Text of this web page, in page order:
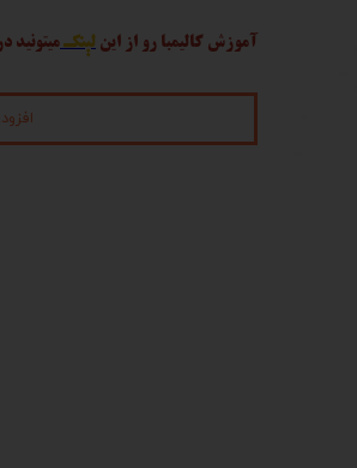
آموزش کالیمبا رو از این لینک میتونید